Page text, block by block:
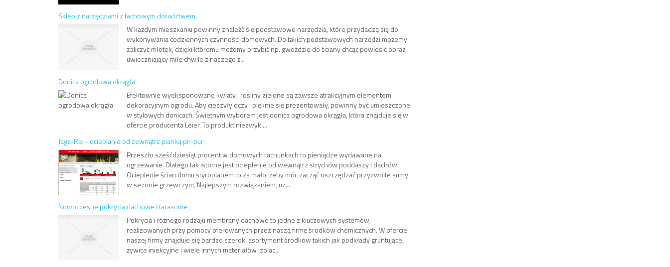
Sklep z narzędziami z fachowym doradztwem.
W każdym mieszkaniu powinny znaleźć się podstawowe narzędzia, które przydadzą się do
wykonywania codziennych czynności domowych. Do takich podstawowych narzędzi możemy
zaliczyć młotek, dzięki któremu możemy przybić np. gwoździe do ściany chcąc powiesić obraz
uwieczniający miłe chwile z naszego ż...
Donica ogrodowa okrągła
Efektownie wyeksponowane kwiaty i rośliny zielone są zawsze atrakcyjnym elementem
dekoracyjnym ogrodu. Aby cieszyły oczy i pięknie się prezentowały, powinny być umieszczone
w stylowych donicach. Świetnym wyborem jest donica ogrodowa okrągła, która znajduje się w
ofercie producenta Leier. To produkt niezwykl...
Jaga-Rol - ocieplanie od zewnątrz pianką pir-pur
Przeszło sześćdziesiąt procent w domowych rachunkach to pieniądze wydawane na
ogrzewanie. Dlatego tak istotne jest ocieplenie od wewnątrz strychów poddaszy i dachów.
Ocieplenie ścian domu styropianem to za mało, żeby móc zacząć oszczędzać przyzwoite sumy
w sezonie grzewczym. Najlepszym rozwiązaniem, uz...
Nowoczesne pokrycia dachowe i tarasowe
Pokrycia i różnego rodzaju membrany dachowe to jedne z kluczowych systemów,
realizowanych przy pomocy oferowanych przez naszą firmę środków chemicznych. W ofercie
naszej firmy znajduje się bardzo szeroki asortyment środków takich jak podkłady gruntujące,
żywice iniekcyjne i wiele innych materiałów izolac...